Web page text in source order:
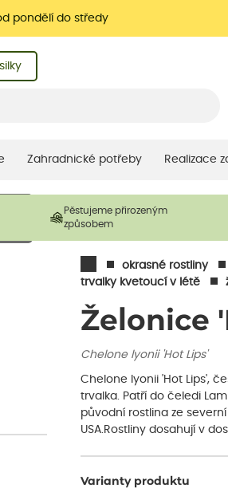
pondělí do středy
Zahradnické potřeby Realizace
Pěstujeme přirozeným
způsobem
okrasné rostliny
trvalky kvetoucí v létě
Želonice
Chelone lyonii 'Hot Lips'
Chelone lyonii 'Hot Lips',
trvalka. Patří do čeledi
původní rostlina ze
USA.Rostliny dosahují v
Varianty produktu
být